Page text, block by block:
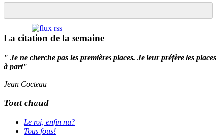
La citation de la semaine
" Je ne cherche pas les premières places. Je leur préfère les places
à part"
Jean Cocteau
Tout chaud
Le roi, enfin nu?
Tous fous!